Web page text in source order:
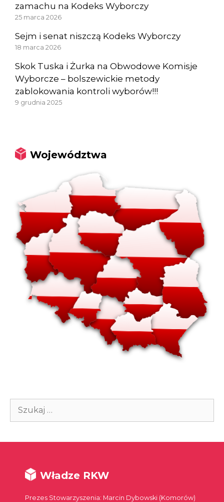
zamachu na Kodeks Wyborczy
25 marca 2026
Sejm i senat niszczą Kodeks Wyborczy
18 marca 2026
Skok Tuska i Żurka na Obwodowe Komisje
Wyborcze – bolszewickie metody
zablokowania kontroli wyborów!!!
9 grudnia 2025
Województwa
Szukaj:
Władze RKW
Prezes Stowarzyszenia: Marcin Dybowski (Komorów)